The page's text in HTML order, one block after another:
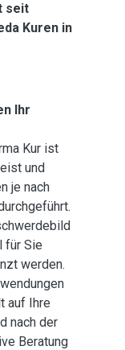
seit
Kuren in
Ihr
Kur ist
und
je nach
für Sie
werden.
auf Ihre
nach der
Beratung